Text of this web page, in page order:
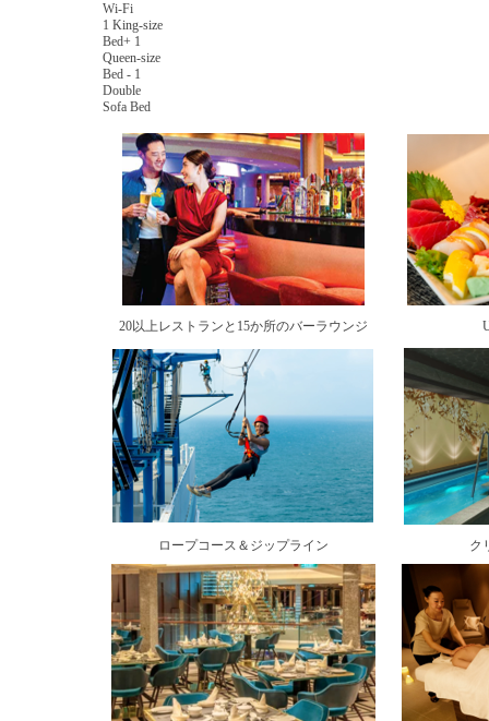
Wi-Fi
1 King-size
Bed+ 1
Queen-size
Bed - 1
Double
Sofa Bed
20以上レストランと15か所のバーラウンジ
ロープコース＆ジップライン ク